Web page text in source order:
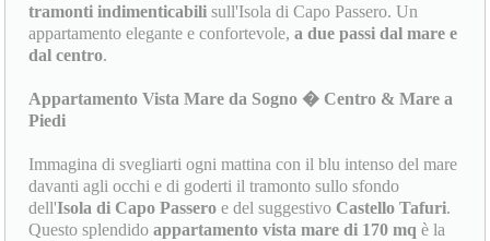
tramonti indimenticabili sull'Isola di Capo Passero. Un
appartamento elegante e confortevole,a due passi dal mare e
dal centro.
Appartamento Vista Mare da Sogno � Centro & Mare a
Piedi
Immagina di svegliarti ogni mattina con il blu intenso del mare
davanti agli occhi e di goderti il tramonto sullo sfondo
dell'Isola di Capo Passero e del suggestivo Castello Tafuri.
Questo splendidoappartamento vista mare di 170 mq è la